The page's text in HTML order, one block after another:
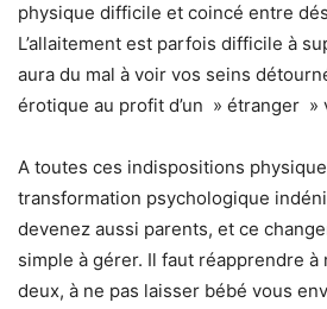
physique difficile et coincé entre
L’allaitement est parfois difficile à
aura du mal à voir vos seins
érotique au profit d’un » étranger »
A toutes ces indispositions
transformation psychologique
devenez aussi parents, et ce
simple à gérer. Il faut réapprendre à
deux, à ne pas laisser bébé vous